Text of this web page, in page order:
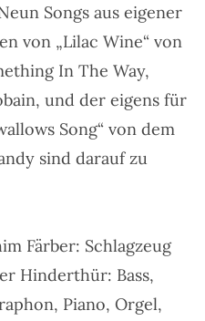
Songs aus eigener
von „Lilac Wine“ von
In The Way,
und der eigens für
Song“ von dem
sind darauf zu
Färber: Schlagzeug
Hinderthür: Bass,
Piano, Orgel,